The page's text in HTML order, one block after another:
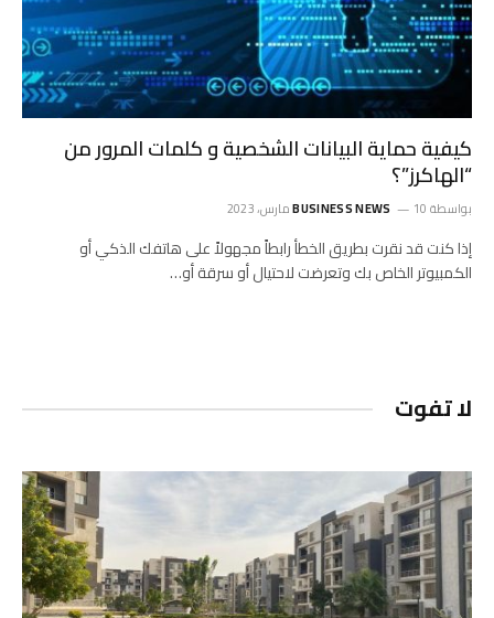
كيفية حماية البيانات الشخصية و كلمات المرور من
“الهاكرز”؟
بواسطة BUSINESS NEWS 10 مارس، 2023
إذا كنت قد نقرت بطريق الخطأ رابطاً مجهولاً على هاتفك الذكي أو
الكمبيوتر الخاص بك وتعرضت لاحتيال أو سرقة أو…
لا تفوت